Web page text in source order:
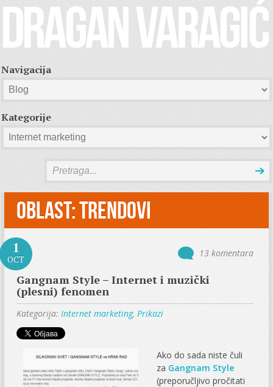
Navigacija
Kategorije
Oblast:Trendovi
1
OCT
13 komentara
Gangnam Style – Internet i muzički
(plesni) fenomen
Kategorija: Internet marketing, Prikazi
Ako do sada niste čuli
za Gangnam Style
(preporučljivo pročitati